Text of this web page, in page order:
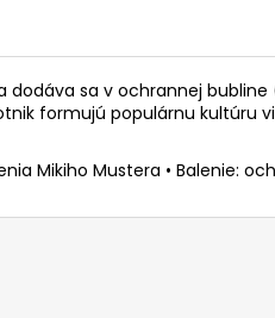
dodáva sa v ochrannej
formujú populárnu
Mikiho Mustera • Balenie: